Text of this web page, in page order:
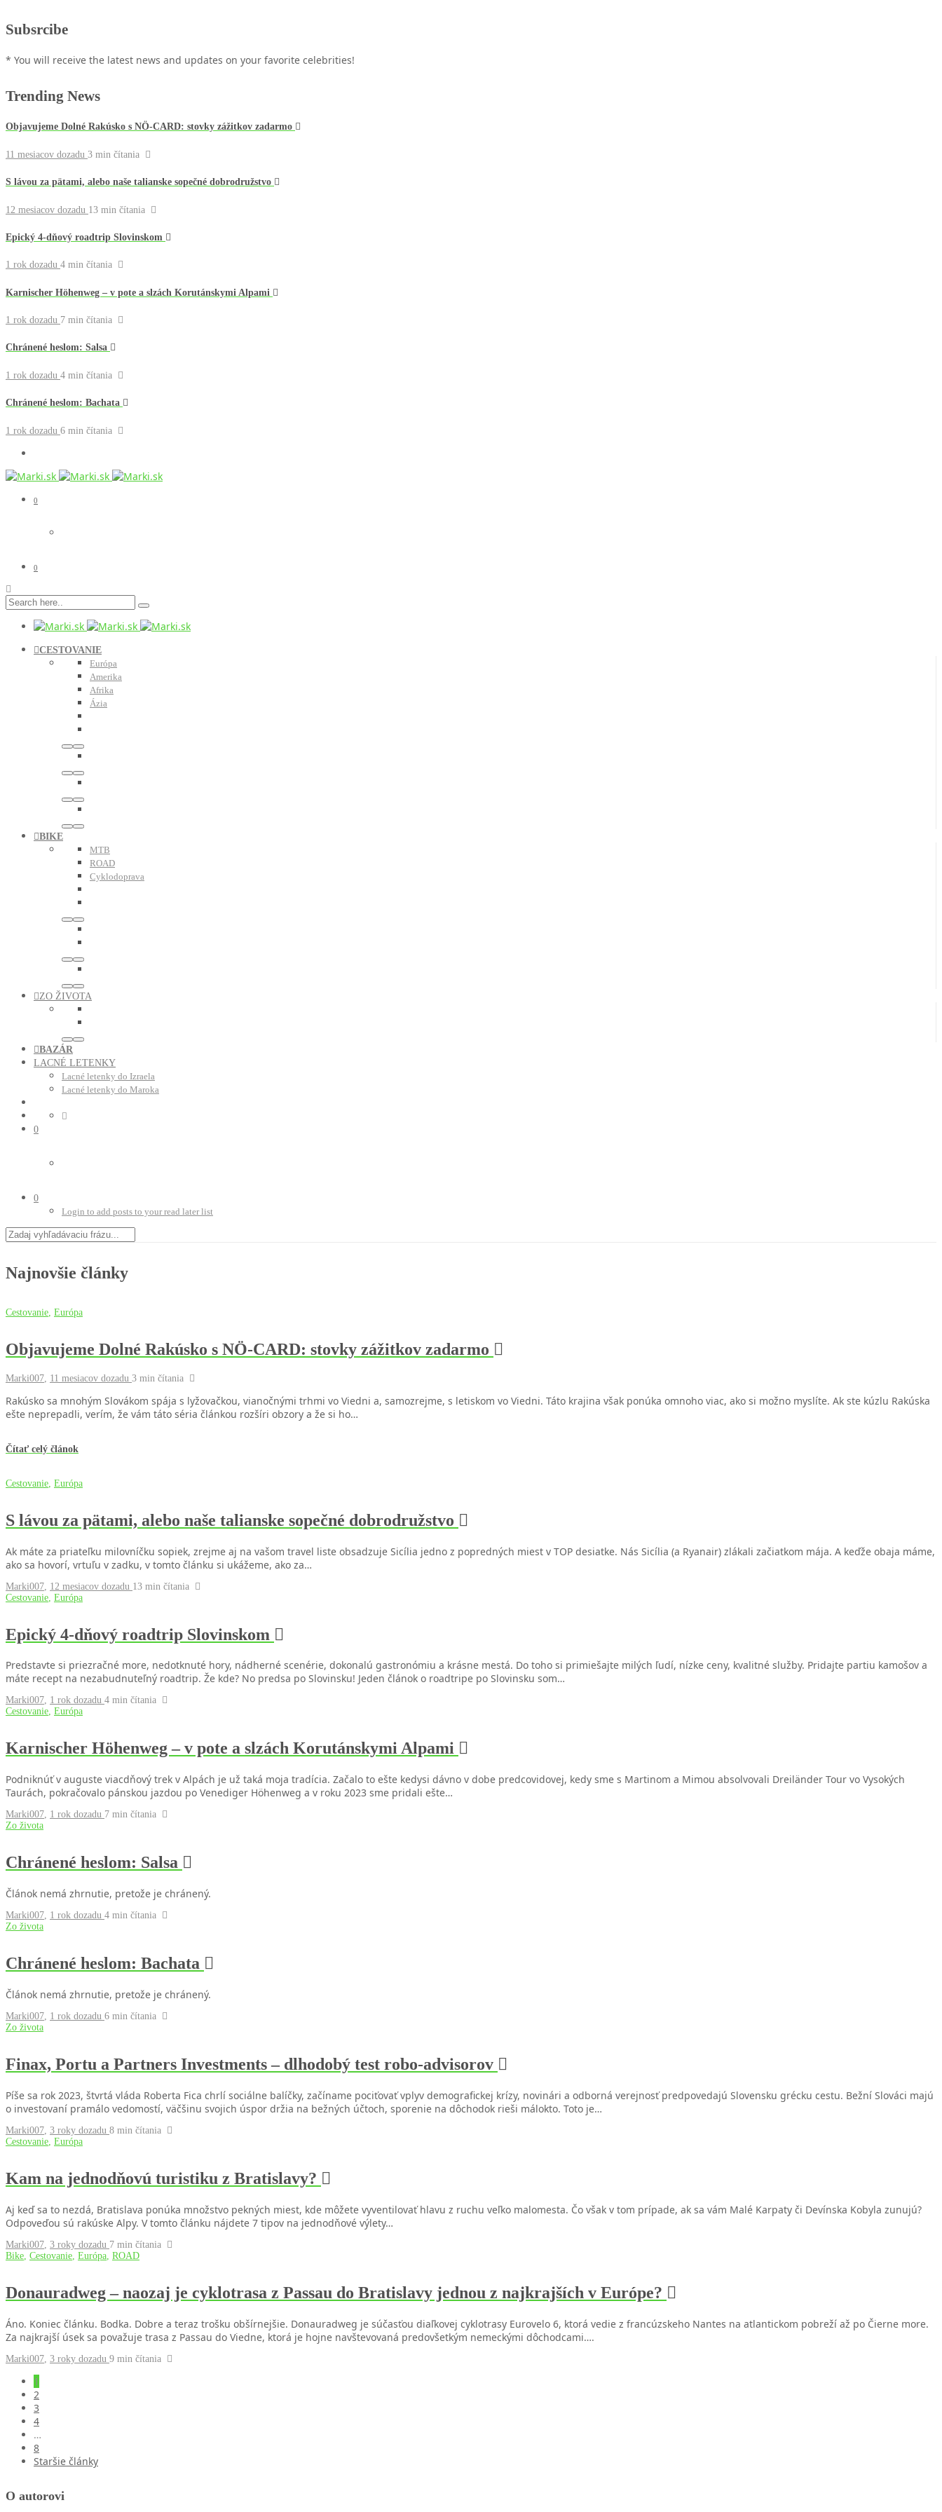
Subsrcibe
* You will receive the latest news and updates on your favorite celebrities!
Trending News
Objavujeme Dolné Rakúsko s NÖ-CARD: stovky zážitkov zadarmo
11 mesiacov dozadu 3 min čítania
S lávou za pätami, alebo naše talianske sopečné dobrodružstvo
12 mesiacov dozadu 13 min čítania
Epický 4-dňový roadtrip Slovinskom
1 rok dozadu 4 min čítania
Karnischer Höhenweg – v pote a slzách Korutánskymi Alpami
1 rok dozadu 7 min čítania
Chránené heslom: Salsa
1 rok dozadu 4 min čítania
Chránené heslom: Bachata
1 rok dozadu 6 min čítania
0
0
CESTOVANIE
Európa
Amerika
Afrika
Ázia
BIKE
MTB
ROAD
Cyklodoprava
ZO ŽIVOTA
BAZÁR
LACNÉ LETENKY
Lacné letenky do Izraela
Lacné letenky do Maroka
0
0
Login to add posts to your read later list
Najnovšie články
Cestovanie Európa
Objavujeme Dolné Rakúsko s NÖ-CARD: stovky zážitkov zadarmo
Marki007, 11 mesiacov dozadu 3 min čítania
Rakúsko sa mnohým Slovákom spája s lyžovačkou, vianočnými trhmi vo Viedni a, samozrejme, s letiskom vo Viedni. Táto krajina však ponúka omnoho viac, ako si možno myslíte. Ak ste kúzlu Rakúska
ešte neprepadli, verím, že vám táto séria článkou rozšíri obzory a že si ho…
Čítať celý článok
Cestovanie Európa
S lávou za pätami, alebo naše talianske sopečné dobrodružstvo
Ak máte za priateľku milovníčku sopiek, zrejme aj na vašom travel liste obsadzuje Sicília jedno z popredných miest v TOP desiatke. Nás Sicília (a Ryanair) zlákali začiatkom mája. A keďže obaja máme,
ako sa hovorí, vrtuľu v zadku, v tomto článku si ukážeme, ako za…
Marki007 12 mesiacov dozadu 13 min čítania
Cestovanie Európa
Epický 4-dňový roadtrip Slovinskom
Predstavte si priezračné more, nedotknuté hory, nádherné scenérie, dokonalú gastronómiu a krásne mestá. Do toho si primiešajte milých ľudí, nízke ceny, kvalitné služby. Pridajte partiu kamošov a
máte recept na nezabudnuteľný roadtrip. Že kde? No predsa po Slovinsku! Jeden článok o roadtripe po Slovinsku som…
Marki007, 1 rok dozadu 4 min čítania
Cestovanie, Európa
Karnischer Höhenweg – v pote a slzách Korutánskymi Alpami
Podniknúť v auguste viacdňový trek v Alpách je už taká moja tradícia. Začalo to ešte kedysi dávno v dobe predcovidovej, kedy sme s Martinom a Mimou absolvovali Dreiländer Tour vo Vysokých
Taurách, pokračovalo pánskou jazdou po Venediger Höhenweg a v roku 2023 sme pridali ešte…
Marki007, 1 rok dozadu 7 min čítania
Zo života
Chránené heslom: Salsa
Článok nemá zhrnutie, pretože je chránený.
Marki007, 1 rok dozadu 4 min čítania
Zo života
Chránené heslom: Bachata
Článok nemá zhrnutie, pretože je chránený.
Marki007, 1 rok dozadu 6 min čítania
Zo života
Finax, Portu a Partners Investments – dlhodobý test robo-advisorov
Píše sa rok 2023, štvrtá vláda Roberta Fica chrlí sociálne balíčky, začíname pociťovať vplyv demografickej krízy, novinári a odborná verejnosť predpovedajú Slovensku grécku cestu. Bežní Slováci majú
o investovaní pramálo vedomostí, väčšinu svojich úspor držia na bežných účtoch, sporenie na dôchodok rieši málokto. Toto je…
Marki007, 3 roky dozadu 8 min čítania
Cestovanie, Európa
Kam na jednodňovú turistiku z Bratislavy?
Aj keď sa to nezdá, Bratislava ponúka množstvo pekných miest, kde môžete vyventilovať hlavu z ruchu veľko malomesta. Čo však v tom prípade, ak sa vám Malé Karpaty či Devínska Kobyla zunujú?
Odpoveďou sú rakúske Alpy. V tomto článku nájdete 7 tipov na jednodňové výlety…
Marki007 3 roky dozadu 7 min čítania
Bike Cestovanie Európa ROAD
Donauradweg – naozaj je cyklotrasa z Passau do Bratislavy jednou z najkrajších v Európe?
Áno. Koniec článku. Bodka. Dobre a teraz trošku obšírnejšie. Donauradweg je súčasťou diaľkovej cyklotrasy Eurovelo 6, ktorá vedie z francúzskeho Nantes na atlantickom pobreží až po Čierne more.
Za najkrajší úsek sa považuje trasa z Passau do Viedne, ktorá je hojne navštevovaná predovšetkým nemeckými dôchodcami….
Marki007 3 roky dozadu 9 min čítania
1
2
3
4
…
8
Staršie články
O autorovi